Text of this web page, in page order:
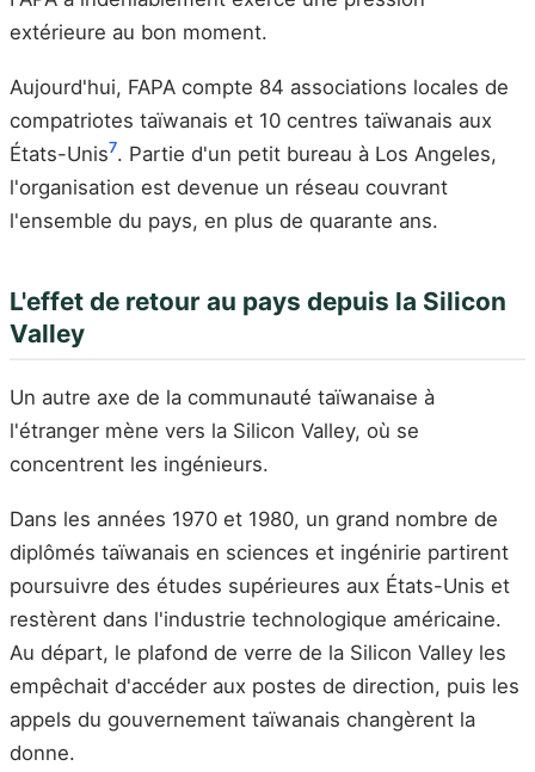
extérieure au bon moment.
Aujourd'hui, FAPA compte 84 associations locales de
compatriotes taïwanais et 10 centres taïwanais aux
États-Unis7. Partie d'un petit bureau à Los Angeles,
l'organisation est devenue un réseau couvrant
l'ensemble du pays, en plus de quarante ans.
L'effet de retour au pays depuis la Silicon
Valley
Un autre axe de la communauté taïwanaise à
l'étranger mène vers la Silicon Valley, où se
concentrent les ingénieurs.
Dans les années 1970 et 1980, un grand nombre de
diplômés taïwanais en sciences et ingénirie partirent
poursuivre des études supérieures aux États-Unis et
restèrent dans l'industrie technologique américaine.
Au départ, le plafond de verre de la Silicon Valley les
empêchait d'accéder aux postes de direction, puis les
appels du gouvernement taïwanais changèrent la
donne.